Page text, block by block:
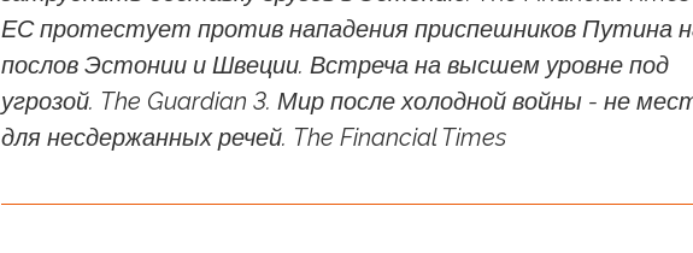
ЕС протестует против нападения приспешников Путина
послов Эстонии и Швеции. Встреча на высшем уровне под
угрозой. The Guardian 3. Мир после холодной войны - не
для несдержанных речей. The Financial Times